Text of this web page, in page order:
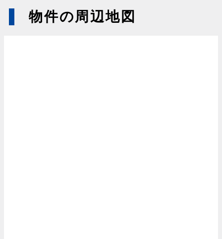
物件の周辺地図